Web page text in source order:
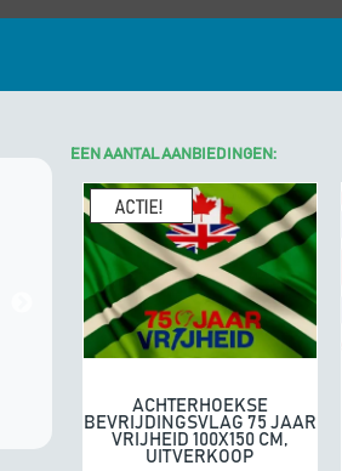
Marinus geeft Algemene
21/07/2026 | Goede
EEN AANTAL AANBIEDINGEN:
In winkelwagen
ACHTERHOEKSE
BEVRIJDINGSVLAG 75 JAAR
VRIJHEID 100X150 CM,
UITVERKOOP